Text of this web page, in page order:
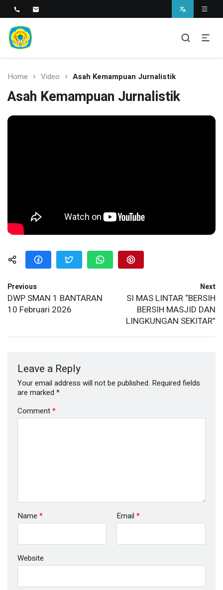
SMAN 1 Bantaran
SMAN 1 BANTARAN
Home Video Asah Kemampuan Jurnalistik
Asah Kemampuan Jurnalistik
Previous
DWP SMAN 1 BANTARAN
10 Februari 2026
Next
SI MAS LINTAR “BERSIH
BERSIH MASJID DAN
LINGKUNGAN SEKITAR”
Leave a Reply
Your email address will not be published. Required fields
are marked *
Comment*
Name * Email *
Website